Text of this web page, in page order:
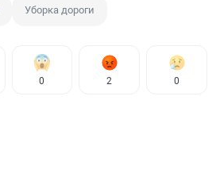
Уборка дороги
0 2 0